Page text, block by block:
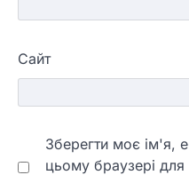
Сайт
Зберегти моє ім'я,
цьому браузері